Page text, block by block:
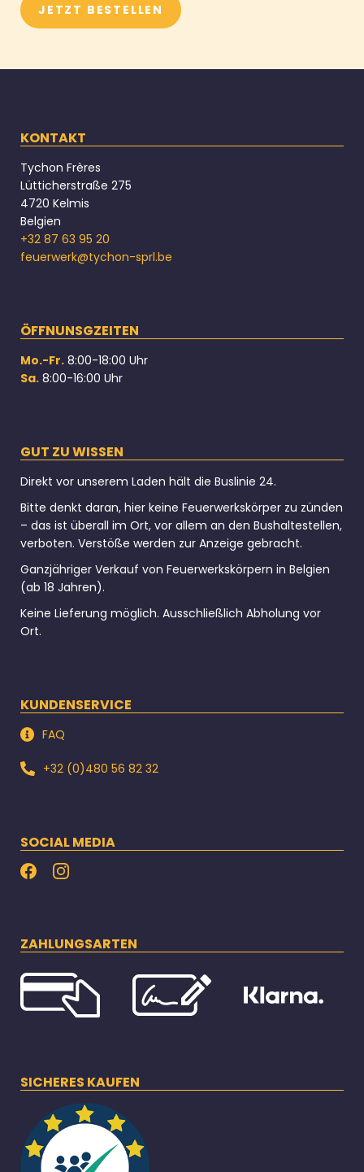
JETZT BESTELLEN
KONTAKT
Tychon Frères
Lütticherstraße 275
4720 Kelmis
Belgien
+32 87 63 95 20
feuerwerk@tychon-sprl.be
ÖFFNUNSGZEITEN
Mo.-Fr. 8:00-18:00 Uhr
Sa. 8:00-16:00 Uhr
GUT ZU WISSEN
Direkt vor unserem Laden hält die Buslinie 24.
Bitte denkt daran, hier keine Feuerwerkskörper zu zünden
– das ist überall im Ort, vor allem an den Bushaltestellen,
verboten. Verstöße werden zur Anzeige gebracht.
Ganzjähriger Verkauf von Feuerwerkskörpern in Belgien
(ab 18 Jahren).
Keine Lieferung möglich. Ausschließlich Abholung vor
Ort.
KUNDENSERVICE
FAQ
+32 (0)480 56 82 32
SOCIAL MEDIA
ZAHLUNGSARTEN
SICHERES KAUFEN